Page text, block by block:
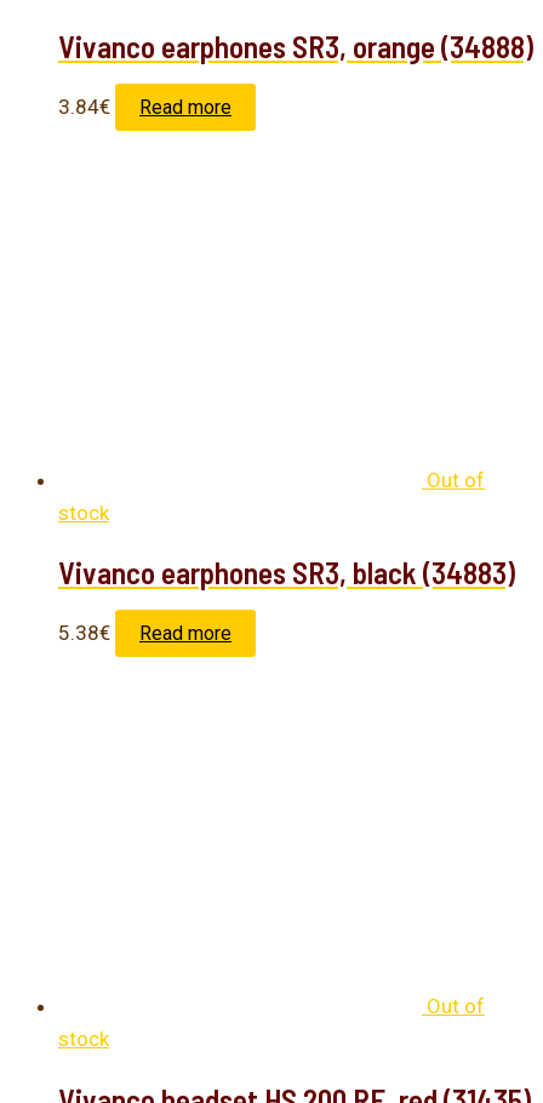
Vivanco earphones SR3, orange (34888)
3.84€ Read more
Out of
stock
Vivanco earphones SR3, black (34883)
5.38€ Read more
Out of
stock